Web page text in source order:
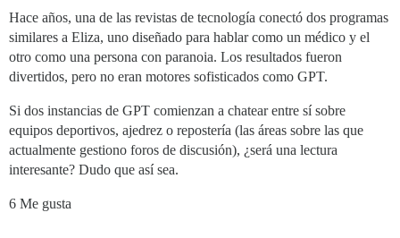
Hace años, una de las revistas de tecnología conectó dos programas
similares a Eliza, uno diseñado para hablar como un médico y el
otro como una persona con paranoia. Los resultados fueron
divertidos, pero no eran motores sofisticados como GPT.
Si dos instancias de GPT comienzan a chatear entre sí sobre
equipos deportivos, ajedrez o repostería (las áreas sobre las que
actualmente gestiono foros de discusión), ¿será una lectura
interesante? Dudo que así sea.
6 Me gusta